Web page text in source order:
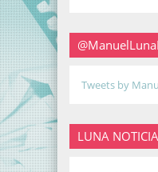
Tweets by
LUNA